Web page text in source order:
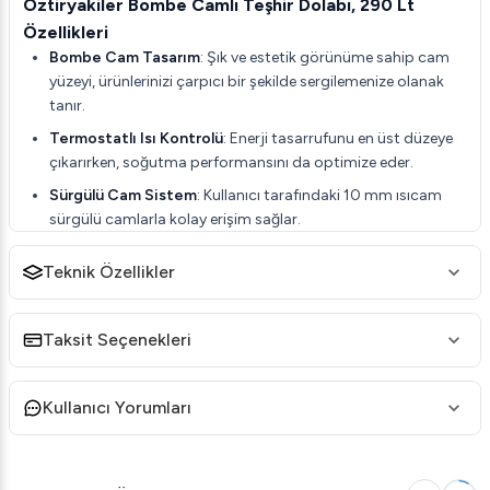
Öztiryakiler Bombe Camlı Teşhir Dolabı, 290 Lt
Özellikleri
Bombe Cam Tasarım: Şık ve estetik görünüme sahip cam
yüzeyi, ürünlerinizi çarpıcı bir şekilde sergilemenize olanak
tanır.
Termostatlı Isı Kontrolü: Enerji tasarrufunu en üst düzeye
çıkarırken, soğutma performansını da optimize eder.
Sürgülü Cam Sistem: Kullanıcı tarafındaki 10 mm ısıcam
sürgülü camlarla kolay erişim sağlar.
Geniş Kapasite: 290 litre kapasite, geniş bir ürün
yelpazesini rahatça sergileyebilmenizi mümkün kılar.
Sağlam Yapı: Uyarlanabilir, elektrikle çalışan modern
tasarımı ile hem dayanıklılık hem de verimlilik sunar.
Öztiryakiler Bombe Camlı Teşhir Dolabı, 290 Lt
Teknik Detayları
En: 700 mm
Teknik Özellikler
Taksit Seçenekleri
Kullanıcı Yorumları